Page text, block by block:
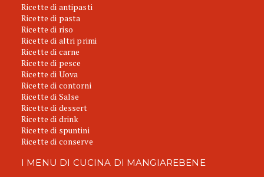
Ricette di antipasti
Ricette di pasta
Ricette di riso
Ricette di altri primi
Ricette di carne
Ricette di pesce
Ricette di Uova
Ricette di contorni
Ricette di Salse
Ricette di dessert
Ricette di drink
Ricette di spuntini
Ricette di conserve
I MENU DI CUCINA DI MANGIAREBENE